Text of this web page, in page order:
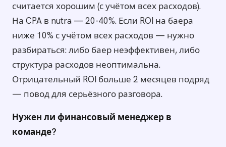
считается хорошим (с учётом всех расходов).
На CPA в nutra — 20-40%. Если ROI на баера
ниже 10% с учётом всех расходов — нужно
разбираться: либо баер неэффективен, либо
структура расходов неоптимальна.
Отрицательный ROI больше 2 месяцев подряд
— повод для серьёзного разговора.
Нужен ли финансовый менеджер в
команде?